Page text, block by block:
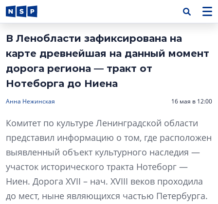
В Ленобласти зафиксирована на
карте древнейшая на данный момент
дорога региона — тракт от
Нотеборга до Ниена
Анна Нежинская 16 мая в 12:00
Комитет по культуре Ленинградской области
представил информацию о том, где расположен
выявленный объект культурного наследия —
участок исторического тракта Нотеборг —
Ниен. Дорога XVII – нач. XVIII веков проходила
до мест, ныне являющихся частью Петербурга.